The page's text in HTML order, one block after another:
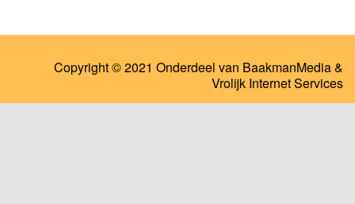
Copyright © 2021 Onderdeel van BaakmanMedia&
Vrolijk Internet Services